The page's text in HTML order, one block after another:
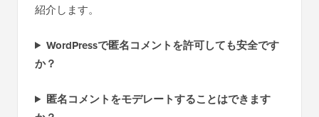
紹介します。
WordPressで匿名コメントを許可しても安全です
か？
匿名コメントをモデレートすることはできます